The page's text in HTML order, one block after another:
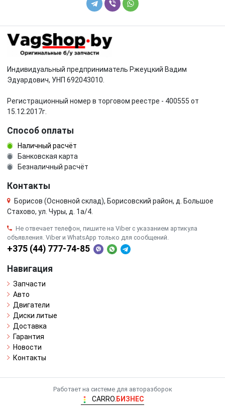
Индивидуальный предприниматель Ржеуцкий Вадим
Эдуардович, УНП 692043010.
Регистрационный номер в торговом реестре - 400555 от
15.12.2017г.
Способ оплаты
Наличный расчёт
Банковская карта
Безналичный расчёт
Контакты
Борисов (Основной склад), Борисовский район, д. Большое
Стахово, ул. Чуры, д. 1a/4.
Не отвечает телефон, пишите на Viber с указанием артикула
объявления. Viber и WhatsApp только для сообщений.
+375 (44) 777-74-85
Навигация
Запчасти
Авто
Двигатели
Диски литые
Доставка
Гарантия
Новости
Контакты
Работает на системе для авторазборок
CARRO. БИЗНЕС